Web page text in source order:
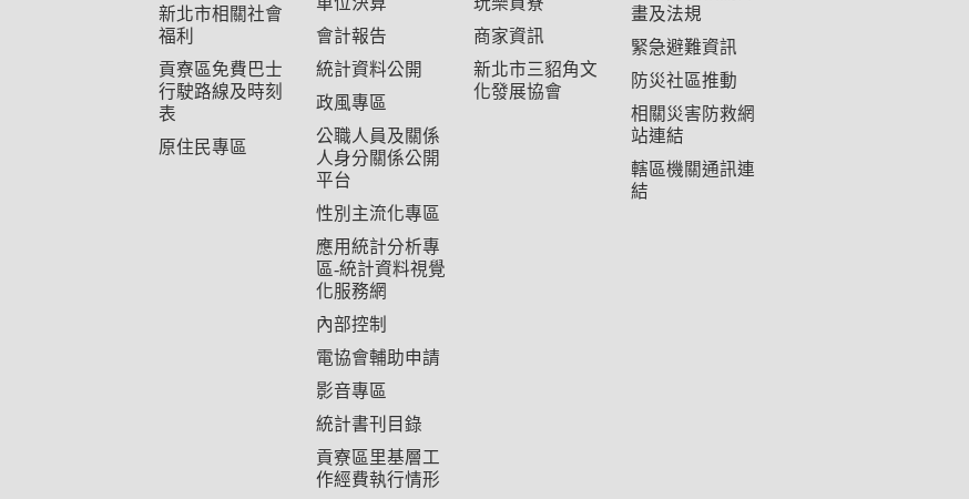
新北市相關社會
福利
貢寮區免費巴士
行駛路線及時刻
表
原住民專區
會計報告
統計資料公開
政風專區
公職人員及關係
人身分關係公開
平台
性別主流化專區
應用統計分析專
區-統計資料視覺
化服務網
內部控制
電協會輔助申請
影音專區
統計書刊目錄
貢寮區里基層工
作經費執行情形
商家資訊
新北市三貂角文
化發展協會
畫及法規
緊急避難資訊
防災社區推動
相關災害防救網
站連結
轄區機關通訊連
結